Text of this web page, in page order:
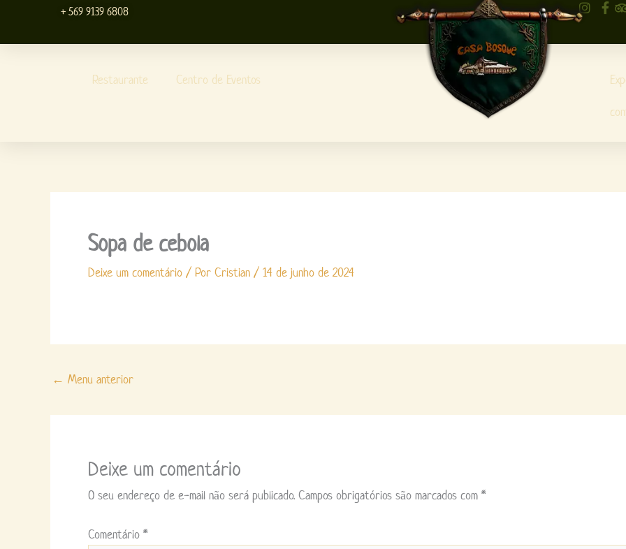
+ 569 9139 6808
Restaurante Centro de Eventos
Sopa de cebola
Deixe um comentário / Por Cristian / 14 de junho de 2024
← Menu anterior
Deixe um comentário
O seu endereço de e-mail não será publicado. Campos obrigatórios são marcados com *
Comentário *